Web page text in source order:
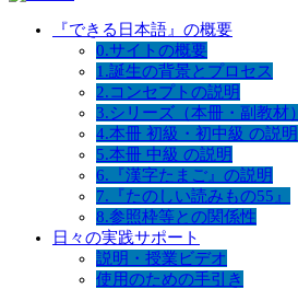
『できる日本語』の概要
0.サイトの概要
1.誕生の背景とプロセス
2.コンセプトの説明
3.シリーズ（本冊・副教材）
4.本冊 初級・初中級 の説明
5.本冊 中級 の説明
6.『漢字たまご』の説明
7.『たのしい読みもの55』
8.参照枠等との関係性
日々の実践サポート
説明・授業ビデオ
使用のための手引き